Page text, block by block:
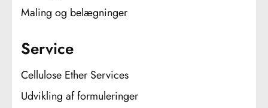
Maling og belægninger
Service
Cellulose Ether Services
Udvikling af formuleringer